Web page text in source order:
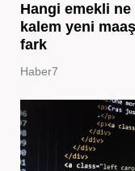
Hangi emekli
kalem yeni
fark
Haber7